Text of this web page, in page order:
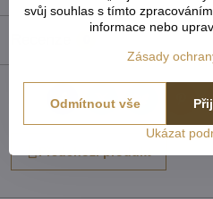
FacebookTwitterBluesky
svůj souhlas s tímto
informace nebo
Zásady
Ukázat
Odmítnout vše